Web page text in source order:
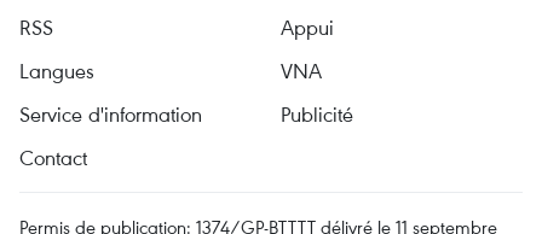
RSS
Appui
Langues
VNA
Service d'information
Publicité
Contact
Permis de publication: 1374/GP-BTTTT délivré le 11 septembre